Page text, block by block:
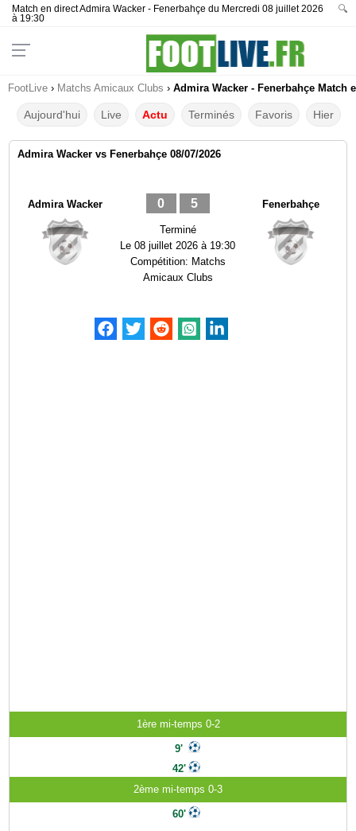
Match en direct Admira Wacker - Fenerbahçe du Mercredi 08 juillet 2026
à 19:30
🔍
FootLive › Matchs Amicaux Clubs › Admira Wacker - Fenerbahçe Match
Aujourd'hui Live Actu Terminés Favoris Hier
Admira Wacker vs Fenerbahçe 08/07/2026
Admira Wacker 0 5
Terminé
Le08 juillet 2026 à 19:30
Compétition: Matchs
Amicaux Clubs
Fenerbahçe
1ère mi-temps 0-2
9'
42'
2ème mi-temps 0-3
60'